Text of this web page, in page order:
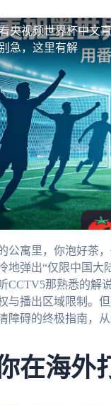
央视频世界杯中文
急，这里有解
公寓里，你泡好茶
地弹出“仅限中国大
CCTV5那熟悉的解
与播出区域限制。
障碍的终极指南，
在海外